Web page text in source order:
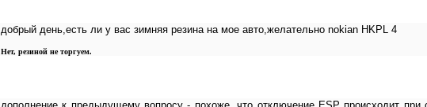
добрый день,есть ли у вас зимняя резина на мое авто,желательно nokian HKPL 4
Нет, резиной не торгуем.